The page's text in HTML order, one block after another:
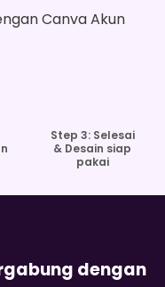
Canva Akun
Step 3: Selesai
& Desain siap
pakai
dengan